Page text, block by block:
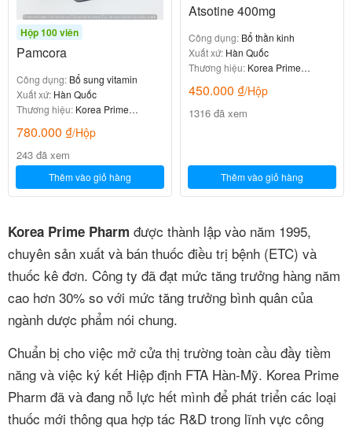
Hộp 100 viên
Pamcora
Công dụng: Bổ sung vitamin
Xuất xứ: Hàn Quốc
Thương hiệu: Korea Prime
780.000 ₫/Hộp
243 đã xem
Thêm vào giỏ hàng
Atsotine 400mg
Công dụng: Bổ thần kinh
Xuất xứ: Hàn Quốc
Thương hiệu: Korea Prime
450.000 ₫/Hộp
1316 đã xem
Thêm vào giỏ hàng
Korea Prime Pharm được thành lập vào năm 1995,
chuyên sản xuất và bán thuốc điều trị bệnh (ETC) và
thuốc kê đơn. Công ty đã đạt mức tăng trưởng hàng năm
cao hơn 30% so với mức tăng trưởng bình quân của
ngành dược phẩm nói chung.
Chuẩn bị cho việc mở cửa thị trường toàn cầu đầy tiềm
năng và việc ký kết Hiệp định FTA Hàn-Mỹ. Korea Prime
Pharm đã và đang nỗ lực hết mình để phát triển các loại
thuốc mới thông qua hợp tác R&D trong lĩnh vực công